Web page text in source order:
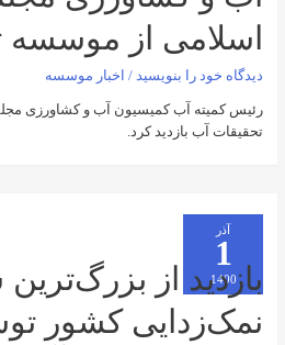
از موسسه
بنویسید /اخبار موسسه
آب کمیسیون آب و کشاورزی مجلس شورای
کرد.
از بزرگ‌ترین سامانه
کشور توسط